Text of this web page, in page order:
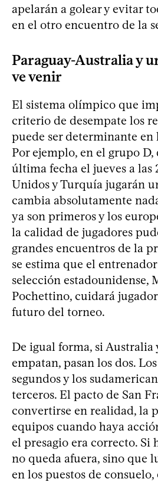
apelarán a golear y evitar
en el otro encuentro de la
Paraguay-Australia y
ve venir
El sistema olímpico que
criterio de desempate los
puede ser determinante
Por ejemplo, en el grupo D,
última fecha el jueves a las
Unidos y Turquía jugarán
cambia absolutamente
ya son primeros y los
la calidad de jugadores
grandes encuentros de la
se estima que el
selección estadounidense,
Pochettino, cuidará
futuro del torneo.
De igual forma, si Australia
empatan, pasan los dos.
segundos y los
terceros. El pacto de San
convertirse en realidad, la
equipos cuando haya
el presagio era correcto. Si
no queda afuera, sino que
en los puestos de consuelo,